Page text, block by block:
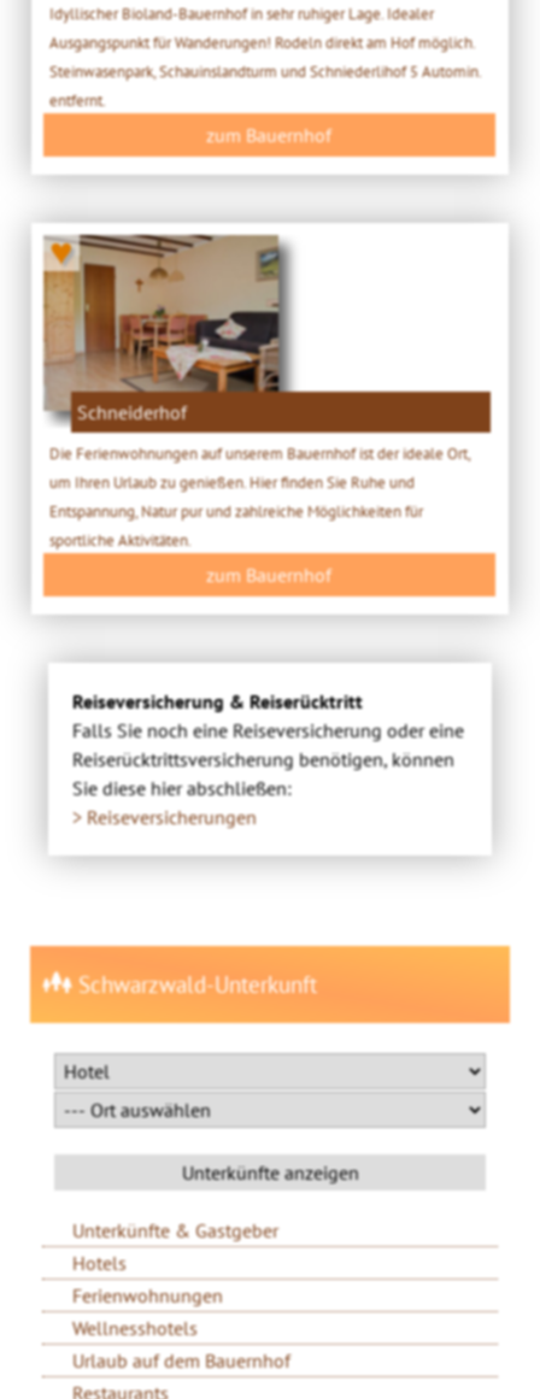
Idyllischer Bioland-Bauernhof in sehr ruhiger Lage. Idealer
Ausgangspunkt für Wanderungen! Rodeln direkt am Hof möglich.
Steinwasenpark, Schauinslandturm und Schniederlihof 5 Automin.
entfernt.
zum Bauernhof
♥
Schneiderhof
Die Ferienwohnungen auf unserem Bauernhof ist der ideale Ort,
um Ihren Urlaub zu genießen. Hier finden Sie Ruhe und
Entspannung, Natur pur und zahlreiche Möglichkeiten für
sportliche Aktivitäten.
zum Bauernhof
Reiseversicherung & Reiserücktritt
Falls Sie noch eine Reiseversicherung oder eine
Reiserücktrittsversicherung benötigen, können
Sie diese hier abschließen:
> Reiseversicherungen
Schwarzwald-Unterkunft
Unterkünfte & Gastgeber
Hotels
Ferienwohnungen
Wellnesshotels
Urlaub auf dem Bauernhof
Restaurants